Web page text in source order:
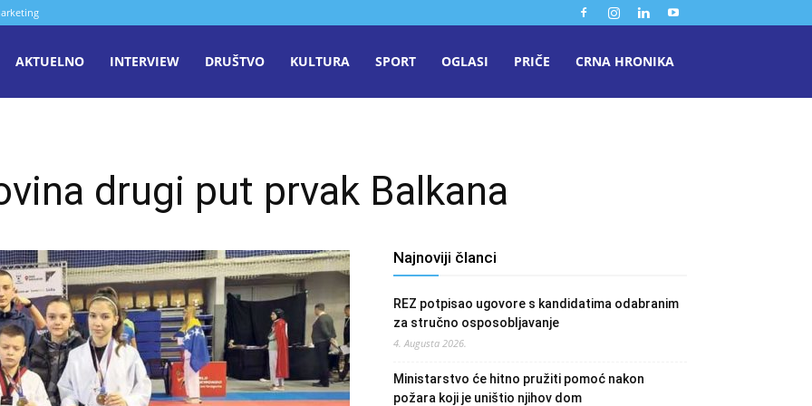
AKTUELNO INTERVIEW DRUŠTVO KULTURA SPORT OGLASI PRIČE CRNA HRONIKA
drugi put prvak Balkana
Najnoviji članci
REZ potpisao ugovore s kandidatima odabranim
za stručno osposobljavanje
4. Augusta 2026.
Ministarstvo će hitno pružiti pomoć nakon
požara koji je uništio njihov dom